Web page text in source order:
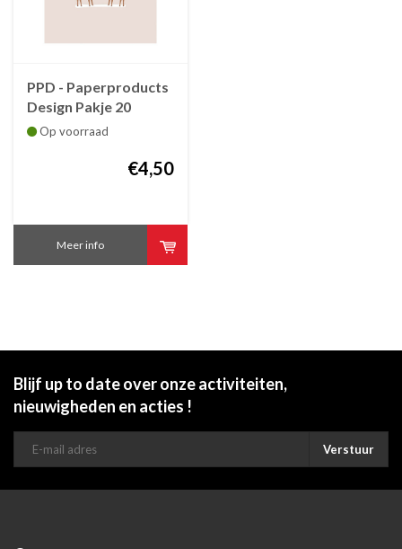
PPD - Paperproducts
Design Pakje 20
Kerstservetten
Op voorraad
€4,50
Meer info
Blijf up to date over onze activiteiten,
nieuwigheden en acties !
Verstuur